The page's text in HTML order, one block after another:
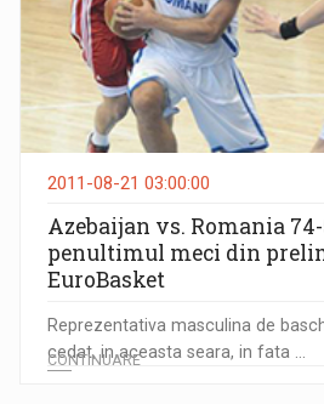
2011-08-21 03:00:00
Azebaijan vs. Romania
penultimul meci din
EuroBasket
Reprezentativa masculina de
cedat, in aceasta seara, in fata ...
CONTINUARE